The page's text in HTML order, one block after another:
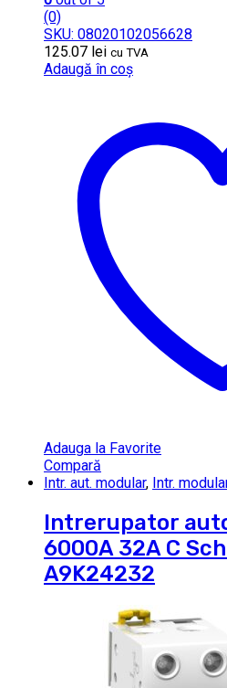
(0)
SKU: 08020102056628
125.07 lei cu TVA
Adaugă în coș
Adauga la Favorite
Compară
Intr. aut. modular, Intr.
Intrerupator
6000A 32A C
A9K24232